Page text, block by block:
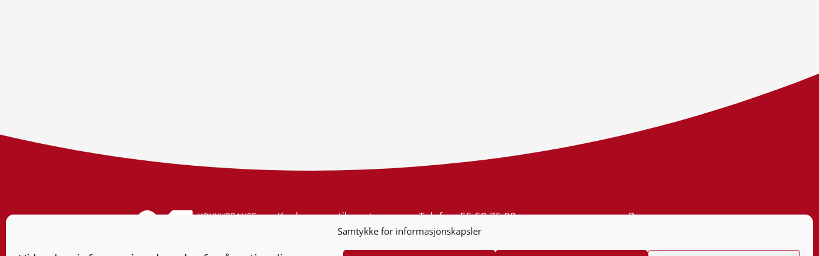
Samtykke for informasjonskapsler
Konkurransetilsynet
Postboks 439 Sentrum
Org.nr: 974 761 246
Telefon:55 59 75 00
E-post:post@kt.no
Nyhetsvarsel >>
Personvern